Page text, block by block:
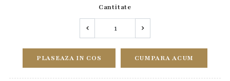
Cantitate
PLASEAZA IN COS CUMPARA ACUM